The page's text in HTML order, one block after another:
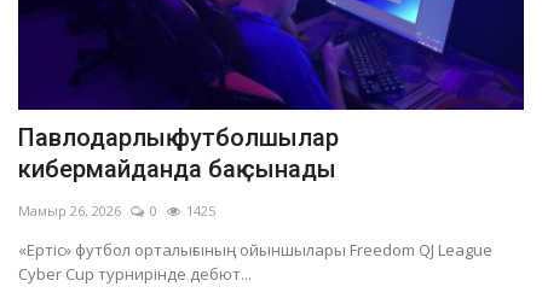
ӘЛЕМ
Спорт
ОЙЫН-САУЫҚ
АРНАЙЫ ЖОБА
OFFICIAL
Павлодарлық футболшылар
кибермайданда бақ сынады
Мамыр 26, 2026 0 1425
«Ертіс» футбол орталығының ойыншылары Freedom QJ League
Cyber Cup турнирінде дебют...